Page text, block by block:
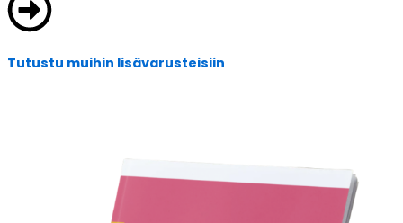
Tutustu muihin lisävarusteisiin